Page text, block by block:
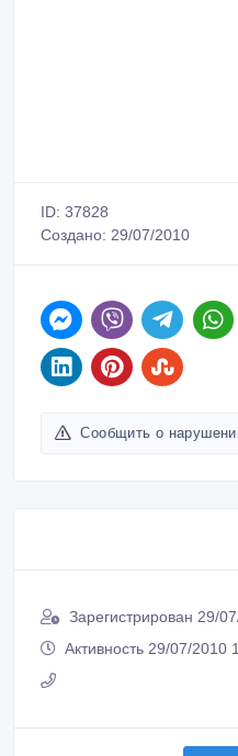
ID: 37828
Создано: 29/07/2010
Сообщить о
Зарегистрирован 29/
Активность 29/07/2010